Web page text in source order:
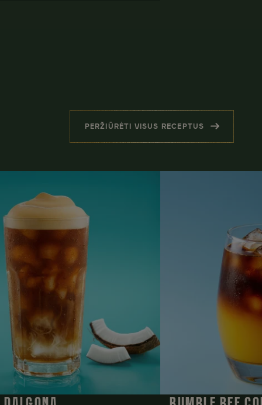
PERŽIŪRĖTI VISUS RECEPTUS